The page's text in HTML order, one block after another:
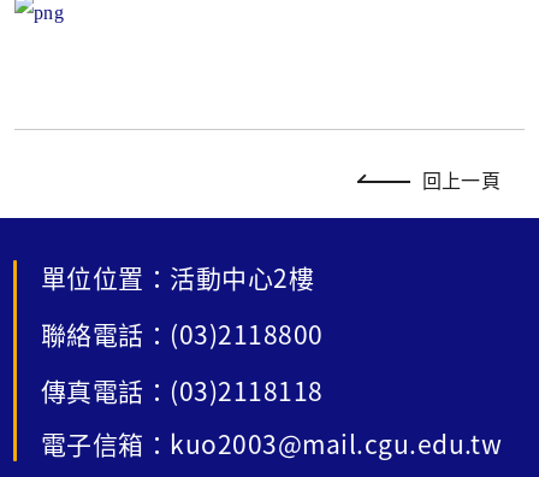
回上一頁
單位位置：活動中心2樓
聯絡電話：(03)2118800
傳真電話：(03)2118118
電子信箱：kuo2003@mail.cgu.edu.tw